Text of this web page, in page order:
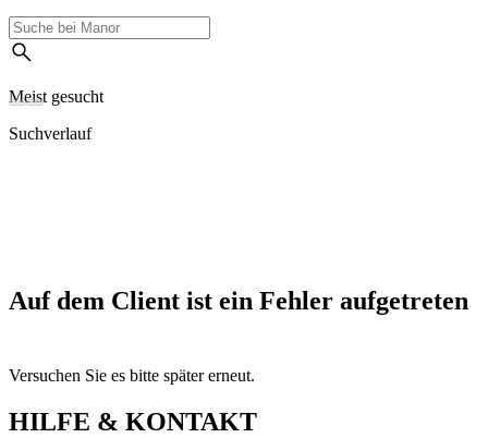
Meist gesucht
Suchverlauf
Auf dem Client ist ein Fehler aufgetreten
Versuchen Sie es bitte später erneut.
HILFE & KONTAKT